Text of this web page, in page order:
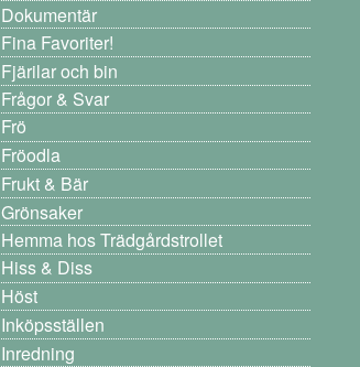
Dokumentär
Fina Favoriter!
Fjärilar och bin
Frågor & Svar
Frö
Fröodla
Frukt & Bär
Grönsaker
Hemma hos Trädgårdstrollet
Hiss & Diss
Höst
Inköpsställen
Inredning